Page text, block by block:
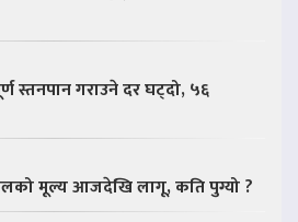
स्तनपान गराउने दर घट्दो, ५६
मूल्य आजदेखि लागू, कति पुग्यो ?